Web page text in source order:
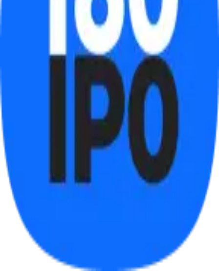
© ML Investment Advisory Co.,Ltd. All Rights Reserved.